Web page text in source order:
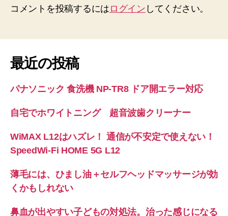
コメントを投稿するには ログイン してください。
最近の投稿
パナソニック 食洗機 NP-TR8 ドア開エラー対応
自宅でホワイトニング 超音波歯クリーナー
WiMAX L12はハズレ！ 通信が不安定で使えない！
SpeedWi-Fi HOME 5G L12
薄毛には、ひまし油＋セルフヘッドマッサージが効
くかもしれない
鼻血が出やすい子どもの対処法。治った感じになる